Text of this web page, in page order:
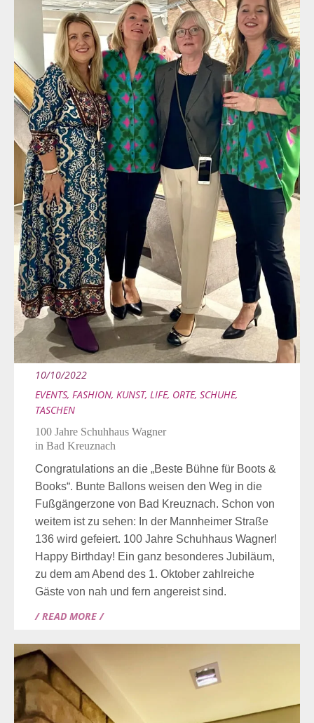
10/10/2022
EVENTS, FASHION, KUNST, LIFE, ORTE, SCHUHE,
TASCHEN
100 Jahre Schuhhaus Wagner
in Bad Kreuznach
Congratulations an die „Beste Bühne für Boots &
Books“. Bunte Ballons weisen den Weg in die
Fußgängerzone von Bad Kreuznach. Schon von
weitem ist zu sehen: In der Mannheimer Straße
136 wird gefeiert. 100 Jahre Schuhhaus Wagner!
Happy Birthday! Ein ganz besonderes Jubiläum,
zu dem am Abend des 1. Oktober zahlreiche
Gäste von nah und fern angereist sind.
/ READ MORE /